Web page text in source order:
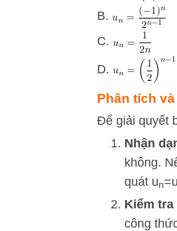
B.
C.
D.
Phân tích
Để giải quyết
Nhận
không.
quát un=u
Kiểm tra
công